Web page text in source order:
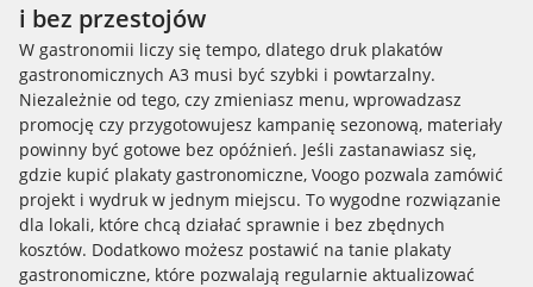
i bez przestojów
W gastronomii liczy się tempo, dlatego druk plakatów
gastronomicznych A3 musi być szybki i powtarzalny.
Niezależnie od tego, czy zmieniasz menu, wprowadzasz
promocję czy przygotowujesz kampanię sezonową, materiały
powinny być gotowe bez opóźnień. Jeśli zastanawiasz się,
gdzie kupić plakaty gastronomiczne, Voogo pozwala zamówić
projekt i wydruk w jednym miejscu. To wygodne rozwiązanie
dla lokali, które chcą działać sprawnie i bez zbędnych
kosztów. Dodatkowo możesz postawić na tanie plakaty
gastronomiczne, które pozwalają regularnie aktualizować